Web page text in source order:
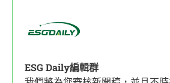
ESG Daily編輯群